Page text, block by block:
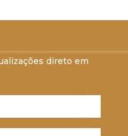
direto em